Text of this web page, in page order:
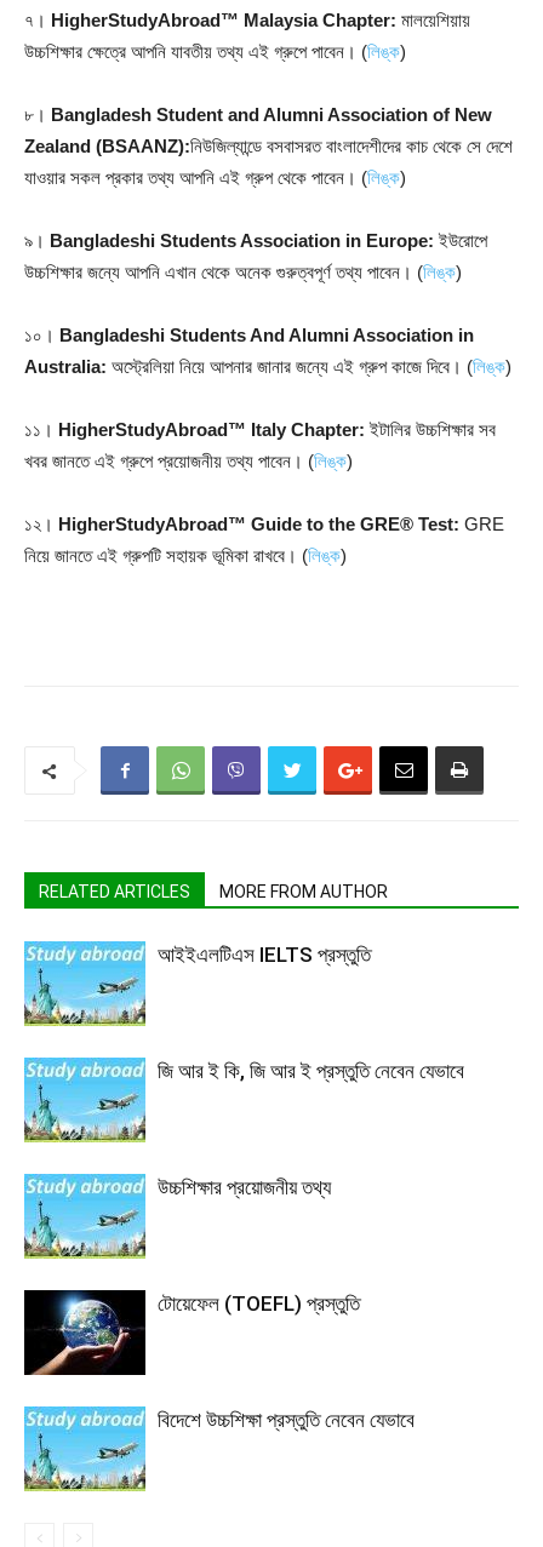
৭। HigherStudyAbroad™ Malaysia Chapter: মালয়েশিয়ায়
উচ্চশিক্ষার ক্ষেত্রে আপনি যাবতীয় তথ্য এই গ্রুপে পাবেন। (লিঙ্ক)
৮। Bangladesh Student and Alumni Association of New
Zealand (BSAANZ):নিউজিল্যান্ডে বসবাসরত বাংলাদেশীদের কাচ থেকে সে দেশে
যাওয়ার সকল প্রকার তথ্য আপনি এই গ্রুপ থেকে পাবেন। (লিঙ্ক)
৯। Bangladeshi Students Association in Europe: ইউরোপে
উচ্চশিক্ষার জন্যে আপনি এখান থেকে অনেক গুরুত্বপূর্ণ তথ্য পাবেন। (লিঙ্ক)
১০। Bangladeshi Students And Alumni Association in
Australia: অস্ট্রেলিয়া নিয়ে আপনার জানার জন্যে এই গ্রুপ কাজে দিবে। (লিঙ্ক)
১১। HigherStudyAbroad™ Italy Chapter:ইটালির উচ্চশিক্ষার সব
খবর জানতে এই গ্রুপে প্রয়োজনীয় তথ্য পাবেন। (লিঙ্ক)
১২। HigherStudyAbroad™ Guide to the GRE® Test: GRE
নিয়ে জানতে এই গ্রুপটি সহায়ক ভূমিকা রাখবে। (লিঙ্ক)
RELATED ARTICLES MORE FROM AUTHOR
আইইএলটিএস IELTS প্রস্তুতি
জি আর ই কি, জি আর ই প্রস্তুতি নেবেন যেভাবে
উচ্চশিক্ষার প্রয়োজনীয় তথ্য
টোয়েফেল (TOEFL) প্রস্তুতি
বিদেশে উচ্চশিক্ষা প্রস্তুতি নেবেন যেভাবে